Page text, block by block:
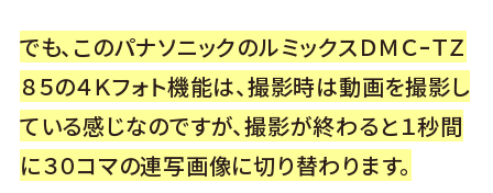
でも、このパナソニックのルミックスＤＭＣｰＴＺ
８５の４Ｋフォト機能は、撮影時は動画を撮影し
ている感じなのですが、撮影が終わると１秒間
に３０コマの連写画像に切り替わります。